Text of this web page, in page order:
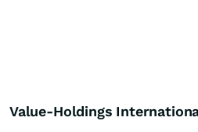
Value-Holdings